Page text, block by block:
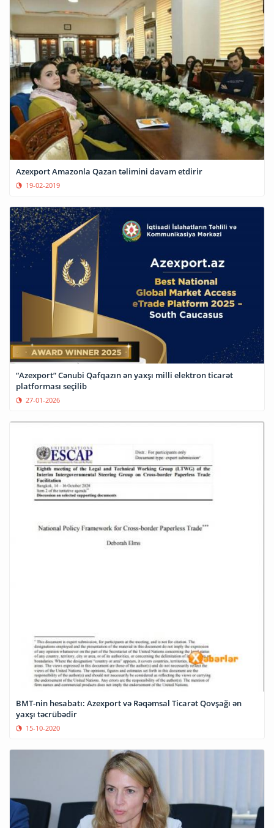
Azexport Amazonla Qazan təlimini davam etdirir
19-02-2019
“Azexport” Cənubi Qafqazın ən yaxşı milli elektron ticarət
platforması seçilib
27-01-2026
BMT-nin hesabatı: Azexport və Rəqəmsal Ticarət Qovşağı ən
yaxşı təcrübədir
15-10-2020